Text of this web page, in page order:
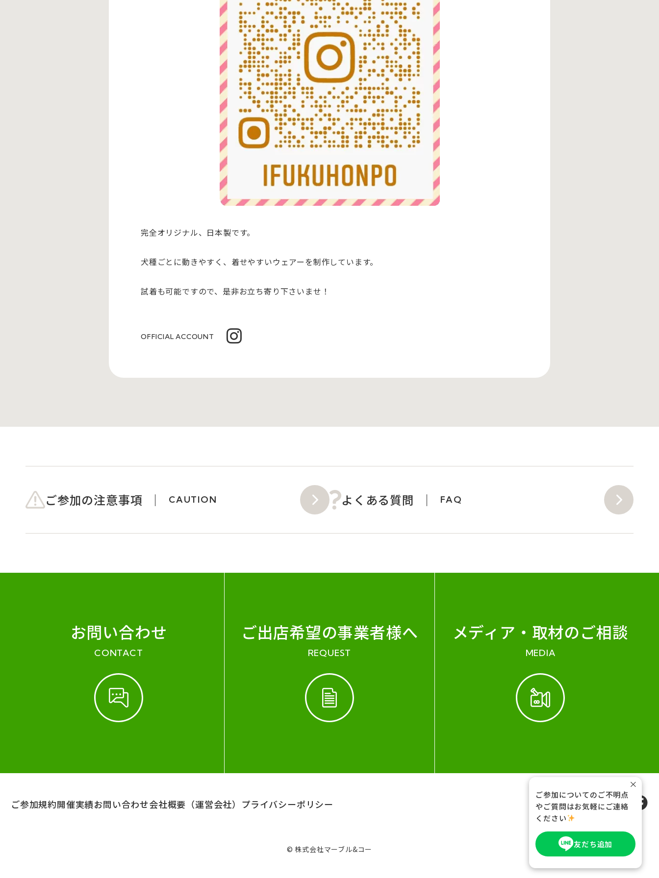
完全オリジナル、日本製です。
犬種ごとに動きやすく、着せやすいウェアーを制作しています。
試着も可能ですので、是非お立ち寄り下さいませ！
OFFICIAL ACCOUNT
ご参加の注意事項 CAUTION よくある質問 FAQ
お問い合わせ
CONTACT
ご出店希望の事業者様へ
REQUEST
メディア・ 取材のご相談
MEDIA
ご参加規約開催実績お問い合わせ会社概要（運営会社） プライバシーポリシー FOLLOW US
© 株式会社マーブル&コー
ご参加についてのご不明点
やご質問はお気軽にご連絡
ください
友だち追加
×